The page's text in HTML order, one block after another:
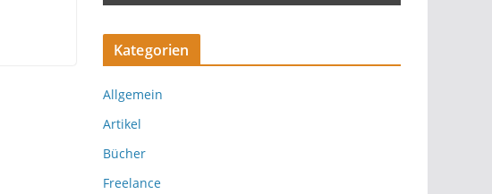
Kategorien
Allgemein
Artikel
Bücher
Freelance